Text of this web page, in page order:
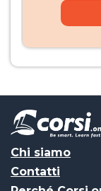
Chi siamo
Contatti